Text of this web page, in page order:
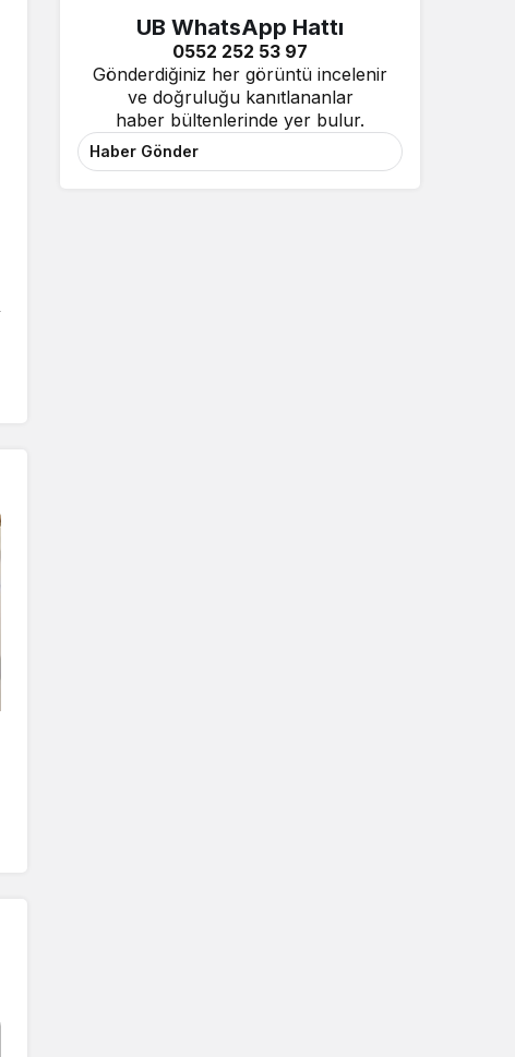
UB WhatsApp Hattı
0552 252 53 97
Gönderdiğiniz her görüntü incelenir
ve doğruluğu kanıtlananlar
haber bültenlerinde yer bulur.
Haber Gönder